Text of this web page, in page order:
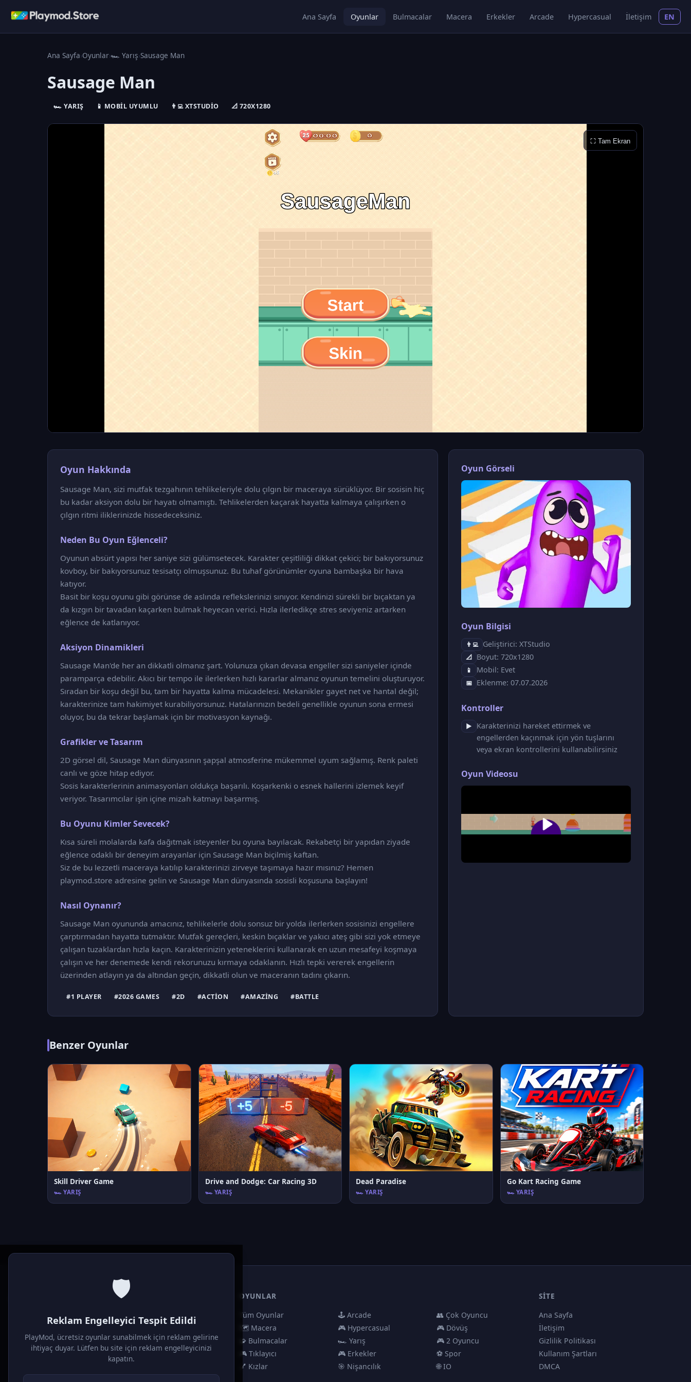
Ana Sayfa Oyunlar Bulmacalar Macera Erkekler Arcade Hypercasual İletişim EN
Ana Sayfa›Oyunlar›🏎️ Yarış›Sausage Man
Sausage Man
🏎️ YARIŞ 📱 MOBIL UYUMLU 👨‍💻 XTSTUDIO 📐 720X1280
⛶ Tam Ekran
Oyun Hakkında
Sausage Man, sizi mutfak tezgahının tehlikeleriyle dolu çılgın bir maceraya sürüklüyor. Bir sosisin hiç
bu kadar aksiyon dolu bir hayatı olmamıştı. Tehlikelerden kaçarak hayatta kalmaya çalışırken o
çılgın ritmi iliklerinizde hissedeceksiniz.
Neden Bu Oyun Eğlenceli?
Oyunun absürt yapısı her saniye sizi gülümsetecek. Karakter çeşitliliği dikkat çekici; bir bakıyorsunuz
kovboy, bir bakıyorsunuz tesisatçı olmuşsunuz. Bu tuhaf görünümler oyuna bambaşka bir hava
katıyor.
Basit bir koşu oyunu gibi görünse de aslında reflekslerinizi sınıyor. Kendinizi sürekli bir bıçaktan ya
da kızgın bir tavadan kaçarken bulmak heyecan verici. Hızla ilerledikçe stres seviyeniz artarken
eğlence de katlanıyor.
Aksiyon Dinamikleri
Sausage Man'de her an dikkatli olmanız şart. Yolunuza çıkan devasa engeller sizi saniyeler içinde
paramparça edebilir. Akıcı bir tempo ile ilerlerken hızlı kararlar almanız oyunun temelini oluşturuyor.
Sıradan bir koşu değil bu, tam bir hayatta kalma mücadelesi. Mekanikler gayet net ve hantal değil;
karakterinize tam hakimiyet kurabiliyorsunuz. Hatalarınızın bedeli genellikle oyunun sona ermesi
oluyor, bu da tekrar başlamak için bir motivasyon kaynağı.
Grafikler ve Tasarım
2D görsel dil, Sausage Man dünyasının şapşal atmosferine mükemmel uyum sağlamış. Renk paleti
canlı ve göze hitap ediyor.
Sosis karakterlerinin animasyonları oldukça başarılı. Koşarkenki o esnek hallerini izlemek keyif
veriyor. Tasarımcılar işin içine mizah katmayı başarmış.
Bu Oyunu Kimler Sevecek?
Kısa süreli molalarda kafa dağıtmak isteyenler bu oyuna bayılacak. Rekabetçi bir yapıdan ziyade
eğlence odaklı bir deneyim arayanlar için Sausage Man biçilmiş kaftan.
Siz de bu lezzetli maceraya katılıp karakterinizi zirveye taşımaya hazır mısınız? Hemen
playmod.store adresine gelin ve Sausage Man dünyasında sosisli koşusuna başlayın!
Nasıl Oynanır?
Sausage Man oyununda amacınız, tehlikelerle dolu sonsuz bir yolda ilerlerken sosisinizi engellere
çarptırmadan hayatta tutmaktır. Mutfak gereçleri, keskin bıçaklar ve yakıcı ateş gibi sizi yok etmeye
çalışan tuzaklardan hızla kaçın. Karakterinizin yeteneklerini kullanarak en uzun mesafeyi koşmaya
çalışın ve her denemede kendi rekorunuzu kırmaya odaklanın. Hızlı tepki vererek engellerin
üzerinden atlayın ya da altından geçin, dikkatli olun ve maceranın tadını çıkarın.
#1 PLAYER #2026 GAMES #2D #ACTION #AMAZING #BATTLE
Oyun Görseli
Oyun Bilgisi
👨‍💻 Geliştirici: XTStudio
📐 Boyut: 720x1280
📱 Mobil: Evet
📅 Eklenme: 07.07.2026
Kontroller
▶
Karakterinizi hareket ettirmek ve
engellerden kaçınmak için yön tuşlarını
veya ekran kontrollerini kullanabilirsiniz
Oyun Videosu
Benzer Oyunlar
Skill Driver Game
🏎️ YARIŞ
Drive and Dodge: Car Racing 3D
🏎️ YARIŞ
Dead Paradise
🏎️ YARIŞ
Go Kart Racing Game
🏎️ YARIŞ
🛡️
Reklam Engelleyici Tespit Edildi
PlayMod, ücretsiz oyunlar sunabilmek için reklam gelirine
ihtiyaç duyar. Lütfen bu site için reklam engelleyicinizi
kapatın.
Ücretsiz online HTML5 oyunlar! Aksiyon, bulmaca, spor ve
OYUNLAR
Tüm Oyunlar
🗺️ Macera
🧩 Bulmacalar
🎮 Tıklayıcı
💅 Kızlar
🕹️ Arcade
🎮 Hypercasual
🏎️ Yarış
🎮 Erkekler
🎯 Nişancılık
👥 Çok Oyuncu
🎮 Dövüş
🎮 2 Oyuncu
⚽ Spor
🌐 IO
SITE
Ana Sayfa
İletişim
Gizlilik Politikası
Kullanım Şartları
DMCA